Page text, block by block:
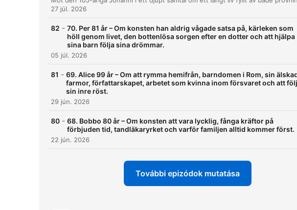
00:57:56 Reflektioner över förlorade minnen
01:00:25
01:01:32 Vikten av mänsklig kontakt
Kiemelések
00:07:37 · Arne beskriver den tragiska händelsen när hans mor
27 júl. 2026
82 - 70. Per 81 år – Om konsten han aldrig vågade satsa på, kärleken som
höll genom livet, den bottenlösa sorgen efter en dotter och att hjälpa
sina barn följa sina drömmar.
05 júl. 2026
81 - 69. Alice 99 år – Om att rymma hemifrån, barndomen i Rom, sin
farmor, författarskapet, arbetet som kvinna inom försvaret och att
sin inre röst.
29 jún. 2026
80 - 68. Bobbo 80 år – Om konsten att vara lycklig, fånga kräftor på
förbjuden tid, tandläkaryrket och varför familjen alltid kommer först.
22 jún. 2026
További epizódok mutatása